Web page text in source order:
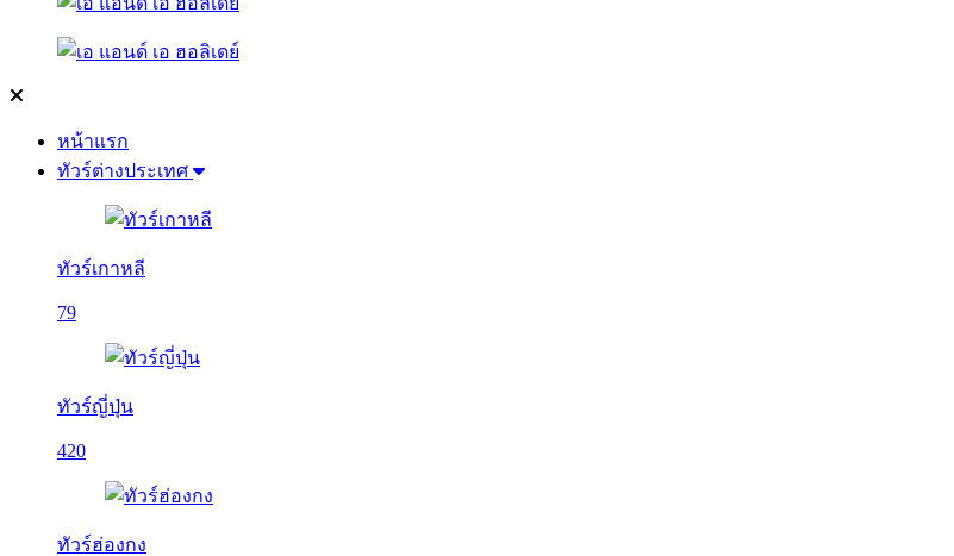
หน้าแรก
ทัวร์ต่างประเทศ
ทัวร์เกาหลี
79
ทัวร์ญี่ปุ่น
420
ทัวร์ฮ่องกง